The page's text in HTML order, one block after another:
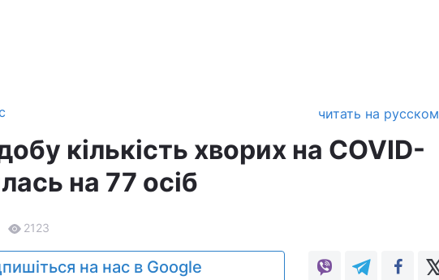
читать на русском
кількість хворих на COVID-
на 77 осіб
2123
на нас в Google